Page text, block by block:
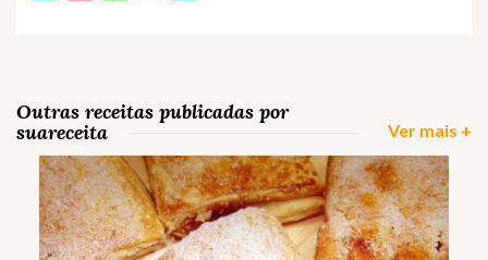
Outras receitas publicadas por
suareceita
Ver mais +